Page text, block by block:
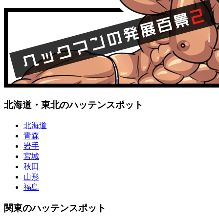
北海道・東北のハッテンスポット
北海道
青森
岩手
宮城
秋田
山形
福島
関東のハッテンスポット